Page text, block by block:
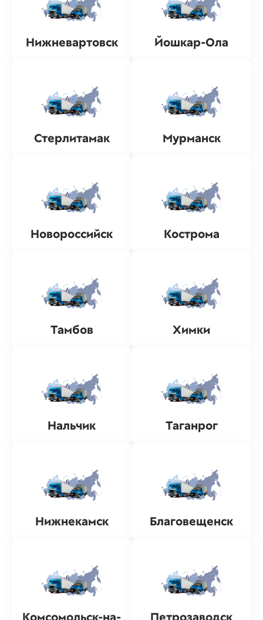
Нижневартовск Йошкар-Ола
Стерлитамак Мурманск
Новороссийск Кострома
Тамбов Химки
Нальчик Таганрог
Нижнекамск Благовещенск